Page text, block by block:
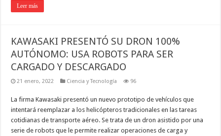
Leer más
KAWASAKI PRESENTÓ SU DRON 100%
AUTÓNOMO: USA ROBOTS PARA SER
CARGADO Y DESCARGADO
21 enero, 2022 Ciencia y Tecnología 96
La firma Kawasaki presentó un nuevo prototipo de vehículos que
intentará reemplazar a los helicópteros tradicionales en las tareas
cotidianas de transporte aéreo. Se trata de un dron asistido por una
serie de robots que le permite realizar operaciones de carga y